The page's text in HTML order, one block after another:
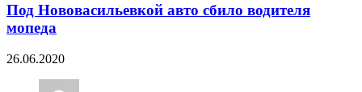
Под Нововасильевкой авто сбило водителя
мопеда
26.06.2020